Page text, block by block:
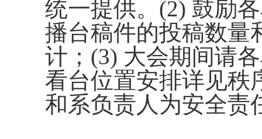
统一提供。 (2) 鼓励
播台稿件的投稿数量
计； (3) 大会期间请
看台位置安排详见秩
和系负责人为安全责